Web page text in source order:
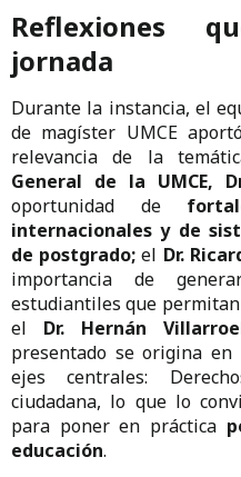
Reflexiones
jornada
Durante la instancia, el
de magíster UMCE
relevancia de la
General de la UMCE,
oportunidad de
internacionales y de
de postgrado; el Dr.
importancia de
estudiantiles que
el Dr. Hernán
presentado se origina
ejes centrales:
ciudadana, lo que lo
para poner en práctica
educación.